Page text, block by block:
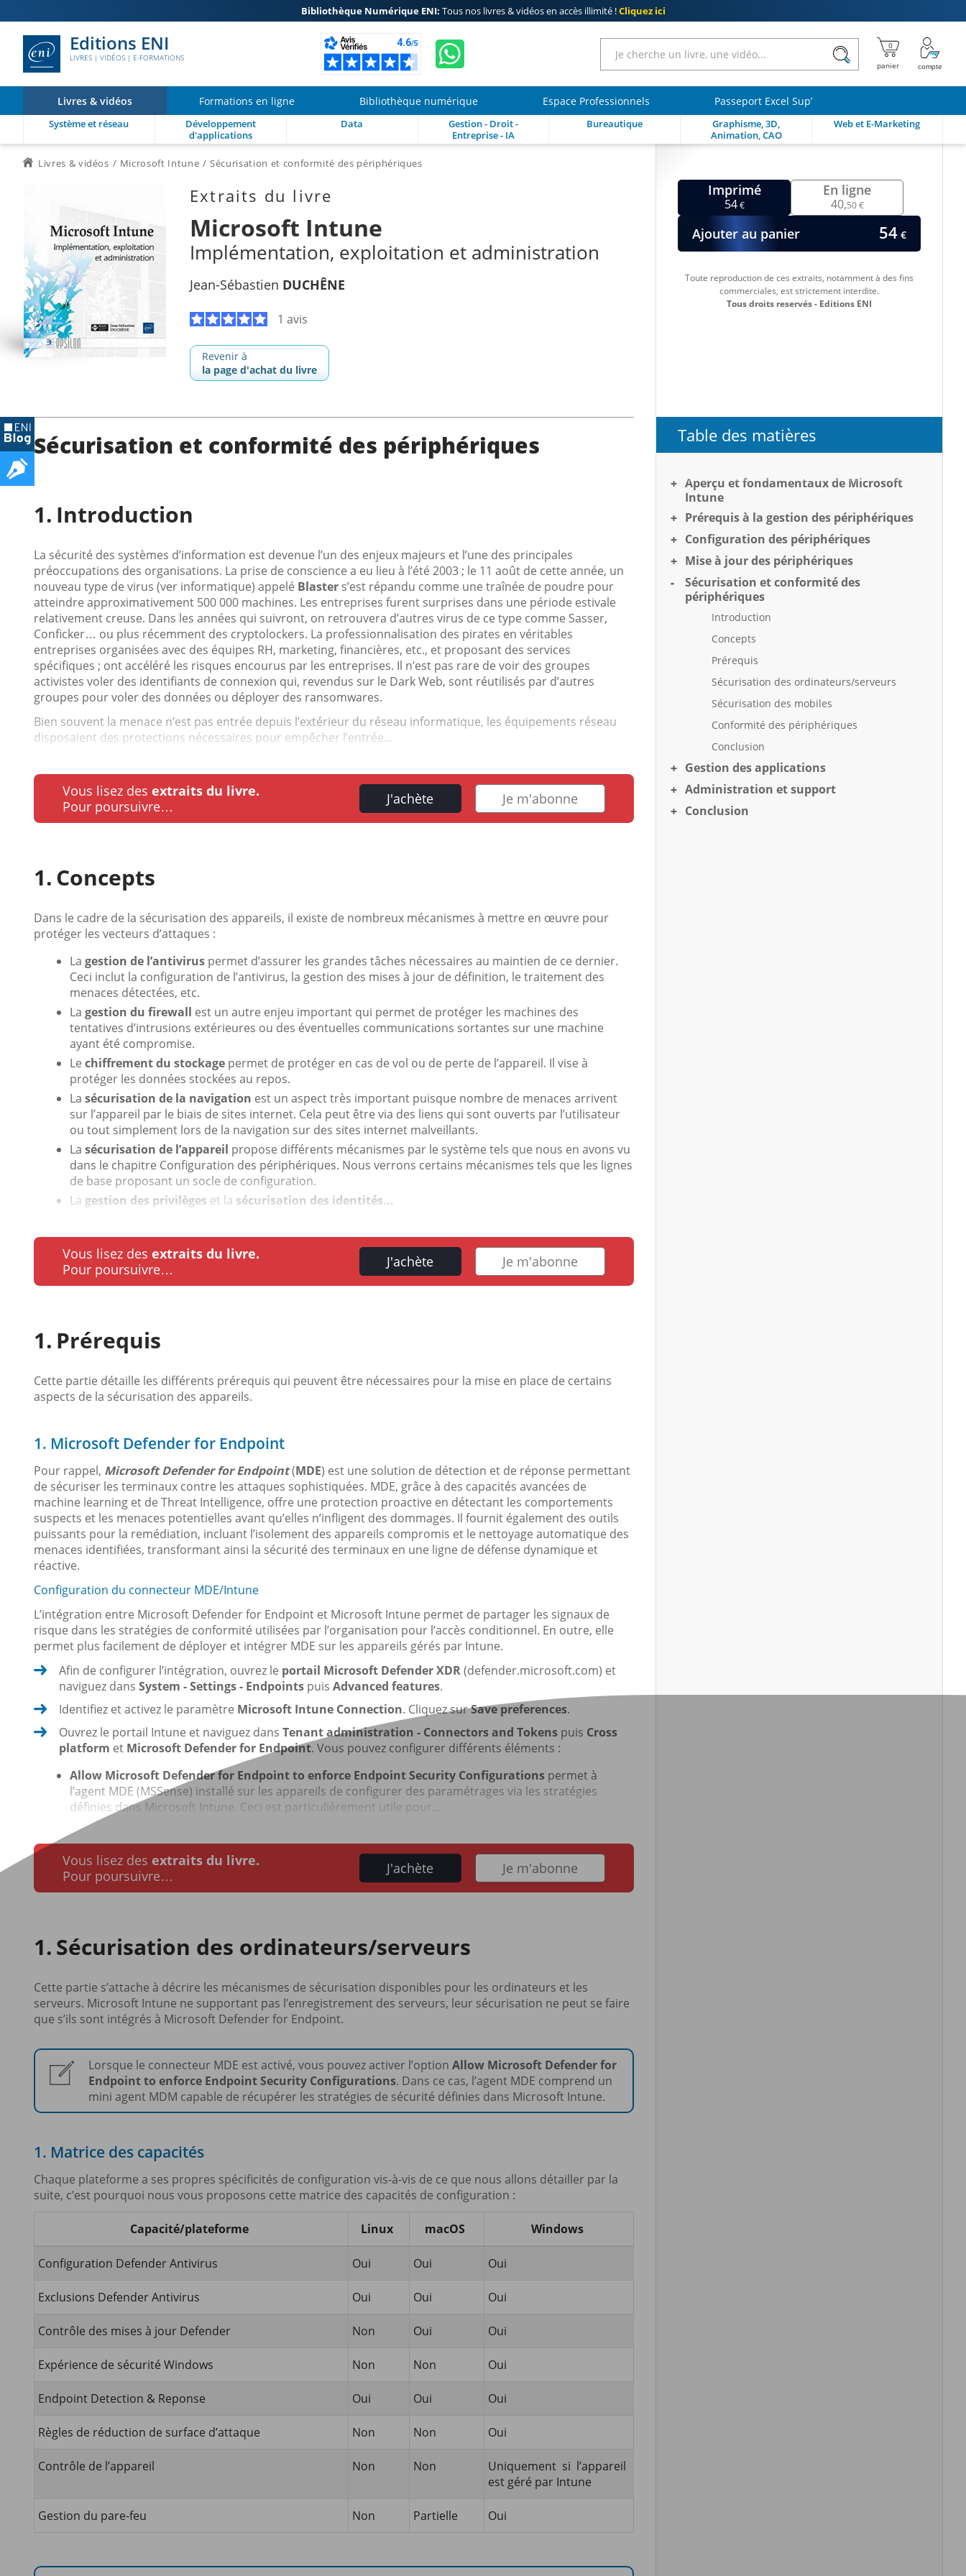
Bibliothèque Numérique ENI: Tous nos livres & vidéos en accès illimité !Cliquez ici
Editions ENI
LIVRES | VIDÉOS | E-FORMATIONS
Livres & vidéos Formations en ligne Bibliothèque numérique Espace Professionnels Passeport Excel Sup’
Système et réseau
Développement
d'applications
Data
Gestion - Droit -
Entreprise - IA
Bureautique
Graphisme, 3D,
Animation, CAO
Web et E-Marketing
Livres & vidéos Microsoft Intune Sécurisation et conformité des périphériques
Extraits du livre
Microsoft Intune
Implémentation, exploitation et administration
Jean-Sébastien DUCHÊNE
1 avis
Revenir à
la page d'achat du livre
Imprimé
54€
En ligne
40,50 €
Ajouter au panier 54 €
Toute reproduction de ces extraits, notamment à des fins
commerciales, est strictement interdite.
Tous droits reservés - Editions ENI
Sécurisation et conformité des périphériques
Introduction
La sécurité des systèmes d’information est devenue l’un des enjeux majeurs et l’une des principales
préoccupations des organisations. La prise de conscience a eu lieu à l’été 2003 ; le 11 août de cette année, un
nouveau type de virus (ver informatique) appelé Blaster s’est répandu comme une traînée de poudre pour
atteindre approximativement 500 000 machines. Les entreprises furent surprises dans une période estivale
relativement creuse. Dans les années qui suivront, on retrouvera d’autres virus de ce type comme Sasser,
Conficker… ou plus récemment des cryptolockers. La professionnalisation des pirates en véritables
entreprises organisées avec des équipes RH, marketing, financières, etc., et proposant des services
spécifiques ; ont accéléré les risques encourus par les entreprises. Il n’est pas rare de voir des groupes
activistes voler des identifiants de connexion qui, revendus sur le Dark Web, sont réutilisés par d’autres
groupes pour voler des données ou déployer des ransomwares.
Bien souvent la menace n’est pas entrée depuis l’extérieur du réseau informatique, les équipements réseau
disposaient des protections nécessaires pour empêcher l’entrée...
Vous lisez des extraits du livre.
Pour poursuivre…
J'achète Je m'abonne
Concepts
Dans le cadre de la sécurisation des appareils, il existe de nombreux mécanismes à mettre en œuvre pour
protéger les vecteurs d’attaques :
La gestion de l’antivirus permet d’assurer les grandes tâches nécessaires au maintien de ce dernier.
Ceci inclut la configuration de l’antivirus, la gestion des mises à jour de définition, le traitement des
menaces détectées, etc.
La gestion du firewall est un autre enjeu important qui permet de protéger les machines des
tentatives d’intrusions extérieures ou des éventuelles communications sortantes sur une machine
ayant été compromise.
Le chiffrement du stockage permet de protéger en cas de vol ou de perte de l’appareil. Il vise à
protéger les données stockées au repos.
La sécurisation de la navigation est un aspect très important puisque nombre de menaces arrivent
sur l’appareil par le biais de sites internet. Cela peut être via des liens qui sont ouverts par l’utilisateur
ou tout simplement lors de la navigation sur des sites internet malveillants.
La sécurisation de l’appareil propose différents mécanismes par le système tels que nous en avons vu
dans le chapitre Configuration des périphériques. Nous verrons certains mécanismes tels que les lignes
de base proposant un socle de configuration.
La gestion des privilèges et la sécurisation des identités...
Vous lisez des extraits du livre.
Pour poursuivre…
J'achète Je m'abonne
Prérequis
Cette partie détaille les différents prérequis qui peuvent être nécessaires pour la mise en place de certains
aspects de la sécurisation des appareils.
1. Microsoft Defender for Endpoint
Pour rappel, Microsoft Defender for Endpoint(MDE) est une solution de détection et de réponse permettant
de sécuriser les terminaux contre les attaques sophistiquées. MDE, grâce à des capacités avancées de
machine learning et de Threat Intelligence, offre une protection proactive en détectant les comportements
suspects et les menaces potentielles avant qu’elles n’infligent des dommages. Il fournit également des outils
puissants pour la remédiation, incluant l’isolement des appareils compromis et le nettoyage automatique des
menaces identifiées, transformant ainsi la sécurité des terminaux en une ligne de défense dynamique et
réactive.
Configuration du connecteur MDE/Intune
L’intégration entre Microsoft Defender for Endpoint et Microsoft Intune permet de partager les signaux de
risque dans les stratégies de conformité utilisées par l’organisation pour l’accès conditionnel. En outre, elle
permet plus facilement de déployer et intégrer MDE sur les appareils gérés par Intune.
Afin de configurer l’intégration, ouvrez le portail Microsoft Defender XDR(defender.microsoft.com) et
naviguez dans System - Settings - Endpoints puis Advanced features.
Identifiez et activez le paramètre Microsoft Intune Connection. Cliquez surSave preferences.
Ouvrez le portail Intune et naviguez dans Tenant administration - Connectors and Tokens puis Cross
platform et Microsoft Defender for Endpoint. Vous pouvez configurer différents éléments :
Allow Microsoft Defender for Endpoint to enforce Endpoint Security Configurations permet à
l’agent MDE (MSSense) installé sur les appareils de configurer des paramétrages via les stratégies
définies dans Microsoft Intune. Ceci est particulièrement utile pour...
Vous lisez des extraits du livre.
Pour poursuivre…
J'achète Je m'abonne
Sécurisation des ordinateurs/serveurs
Cette partie s’attache à décrire les mécanismes de sécurisation disponibles pour les ordinateurs et les
serveurs. Microsoft Intune ne supportant pas l’enregistrement des serveurs, leur sécurisation ne peut se faire
que s’ils sont intégrés à Microsoft Defender for Endpoint.
Lorsque le connecteur MDE est activé, vous pouvez activer l’option Allow Microsoft Defender for
Endpoint to enforce Endpoint Security Configurations. Dans ce cas, l’agent MDE comprend un
mini agent MDM capable de récupérer les stratégies de sécurité définies dans Microsoft Intune.
1. Matrice des capacités
Chaque plateforme a ses propres spécificités de configuration vis-à-vis de ce que nous allons détailler par la
suite, c’est pourquoi nous vous proposons cette matrice des capacités de configuration :
Capacité/plateforme Linux macOS Windows
Configuration Defender Antivirus Oui Oui Oui
Exclusions Defender Antivirus Oui Oui Oui
Contrôle des mises à jour Defender Non Oui Oui
Expérience de sécurité Windows Non Non Oui
Endpoint Detection & Reponse Oui Oui Oui
Règles de réduction de surface d’attaque Non Non Oui
Contrôle de l’appareil Non Non
Uniquement si l’appareil
est géré par Intune
Gestion du pare-feu Non Partielle Oui
Table des matières
Aperçu et fondamentaux de Microsoft
Intune
Prérequis à la gestion des périphériques
Configuration des périphériques
Mise à jour des périphériques
Sécurisation et conformité des
périphériques
Introduction
Concepts
Prérequis
Sécurisation des ordinateurs/serveurs
Sécurisation des mobiles
Conformité des périphériques
Conclusion
Gestion des applications
Administration et support
Conclusion